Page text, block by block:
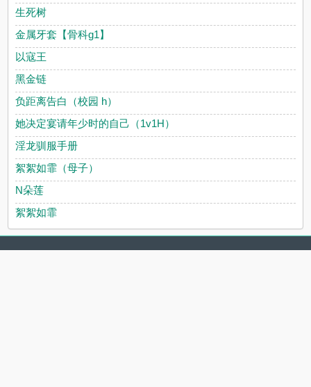
生死树
金属牙套【骨科g1】
以寇王
黑金链
负距离告白（校园 h）
她决定宴请年少时的自己（1v1H）
淫龙驯服手册
絮絮如霏（母子）
N朵莲
絮絮如霏